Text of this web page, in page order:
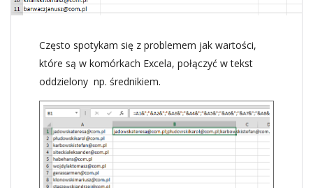
Często spotykam się z problemem jak wartości,
które są w komórkach Excela, połączyć w tekst
oddzielony np. średnikiem.